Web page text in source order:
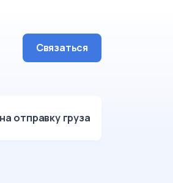
Связаться
отправку груза